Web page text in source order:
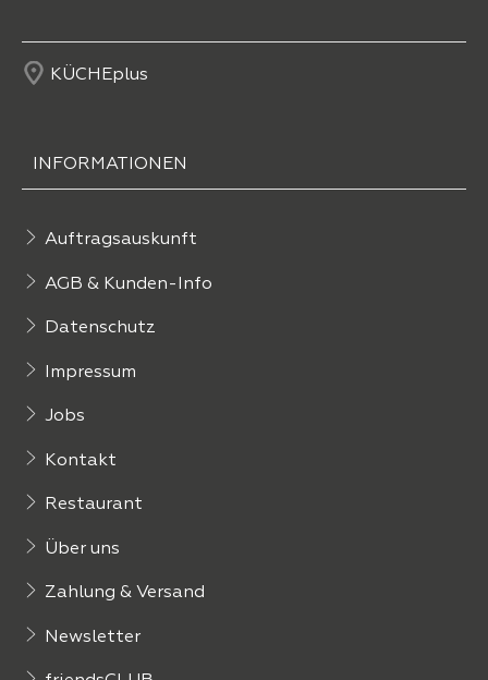
KÜCHEplus
INFORMATIONEN
Auftragsauskunft
AGB & Kunden-Info
Datenschutz
Impressum
Jobs
Kontakt
Restaurant
Über uns
Zahlung & Versand
Newsletter